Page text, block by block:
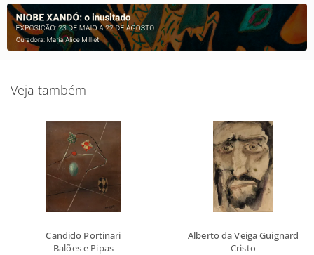
Veja também
Candido Portinari
Balões e Pipas
Alberto da Veiga Guignard
Cristo